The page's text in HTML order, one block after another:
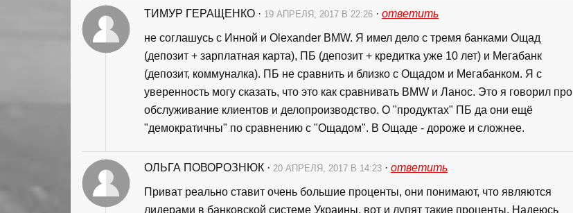
ТИМУР ГЕРАЩЕНКО · 19 АПРЕЛЯ, 2017 В 22:26 · ответить
не соглашусь с Инной и Olexander BMW. Я имел дело с тремя банками Ощад
(депозит + зарплатная карта), ПБ (депозит + кредитка уже 10 лет) и Мегабанк
(депозит, коммуналка). ПБ не сравнить и близко с Ощадом и Мегабанком. Я с
уверенность могу сказать, что это как сравнивать BMW и Ланос. Это я говорил про
обслуживание клиентов и делопроизводство. О "продуктах" ПБ да они ещё
"демократичны" по сравнению с "Ощадом". В Ощаде - дороже и сложнее.
ОЛЬГА ПОВОРОЗНЮК · 20 АПРЕЛЯ, 2017 В 14:23 · ответить
Приват реально ставит очень большие проценты, они понимают, что являются
лидерами в банковской системе Украины, вот и лупят такие проценты. Надеюсь